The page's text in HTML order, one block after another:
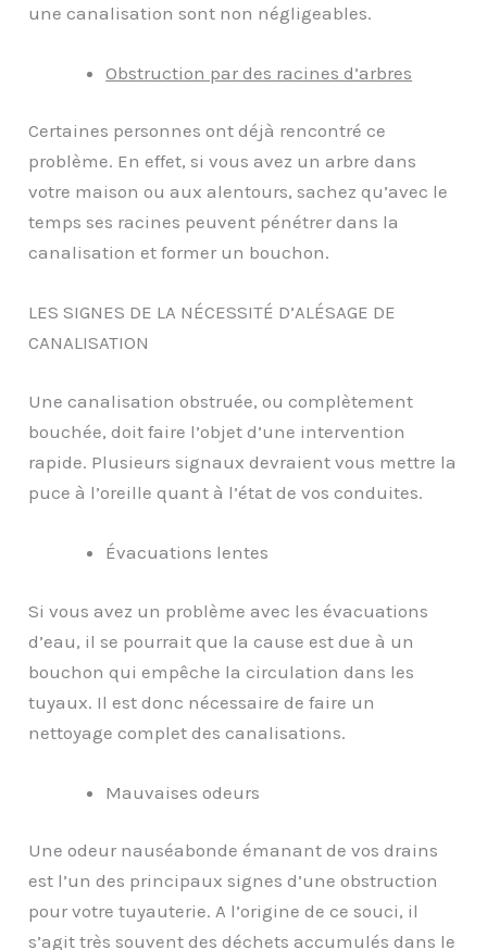
une canalisation sont non négligeables.
Obstruction par des racines d’arbres
Certaines personnes ont déjà rencontré ce
problème. En effet, si vous avez un arbre dans
votre maison ou aux alentours, sachez qu’avec le
temps ses racines peuvent pénétrer dans la
canalisation et former un bouchon.
LES SIGNES DE LA NÉCESSITÉ D’ALÉSAGE DE
CANALISATION
Une canalisation obstruée, ou complètement
bouchée, doit faire l’objet d’une intervention
rapide. Plusieurs signaux devraient vous mettre la
puce à l’oreille quant à l’état de vos conduites.
Évacuations lentes
Si vous avez un problème avec les évacuations
d’eau, il se pourrait que la cause est due à un
bouchon qui empêche la circulation dans les
tuyaux. Il est donc nécessaire de faire un
nettoyage complet des canalisations.
Mauvaises odeurs
Une odeur nauséabonde émanant de vos drains
est l’un des principaux signes d’une obstruction
pour votre tuyauterie. A l’origine de ce souci, il
s’agit très souvent des déchets accumulés dans le